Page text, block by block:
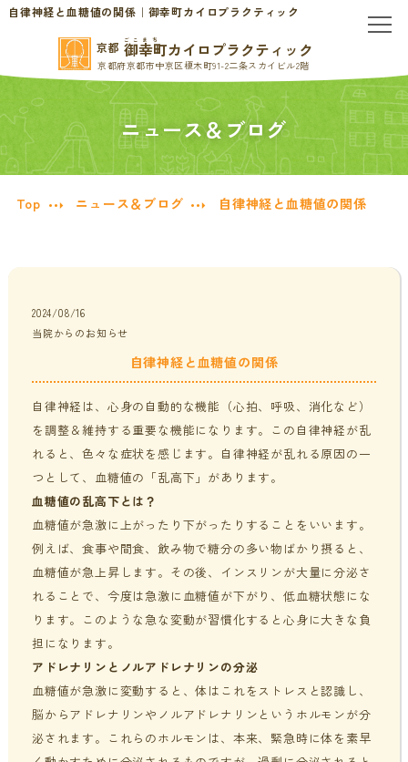
自律神経と血糖値の関係｜御幸町カイロプラクティック
京都 ごこまち
御幸町カイロプラクティック
京都府京都市中京区榎木町91-2二条スカイビル2階
TOP
当院のご案内
慢性的な頭痛・首こり
腰痛・ぎっくり腰
貧血・低血糖・疲れやすさ
オフィスワークの体の悩み
家事・育児でたまる体の疲れ
年齢とともに変わる体調サポート
血液検査でわかるあなたの健康サイン
患者様の声
分子栄養学/オーソモレキュラー
分子整合栄養医学／オーソモレキュラーとは
体調不良で異常無しといわれてしまうのは？
はじめての栄養相談はこちら
分子整合栄養医学を勉強したい方に
提携医療機関
ニュース＆ブログ
採用情報
ニュース＆ブログ
Top ニュース＆ブログ 自律神経と血糖値の関係
2024/08/16
当院からのお知らせ
自律神経と血糖値の関係
自律神経は、心身の自動的な機能（心拍、呼吸、消化など）
を調整＆維持する重要な機能になります。この自律神経が乱
れると、色々な症状を感じます。自律神経が乱れる原因の一
つとして、血糖値の「乱高下」があります。
血糖値の乱高下とは？
血糖値が急激に上がったり下がったりすることをいいます。
例えば、食事や間食、飲み物で糖分の多い物ばかり摂ると、
血糖値が急上昇します。その後、インスリンが大量に分泌さ
れることで、今度は急激に血糖値が下がり、低血糖状態にな
ります。このような急な変動が習慣化すると心身に大きな負
担になります。
アドレナリンとノルアドレナリンの分泌
血糖値が急激に変動すると、体はこれをストレスと認識し、
脳からアドレナリンやノルアドレナリンというホルモンが分
泌されます。これらのホルモンは、本来、緊急時に体を素早